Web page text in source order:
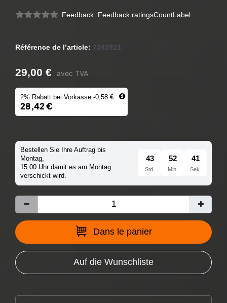
Feedback::Feedback.ratingsCountLabel
Référence de l’article: 7342921
29,00 € avec TVA
2% Rabatt bei Vorkasse -0,58 €
28,42 €
Bestellen Sie Ihre Auftrag bis
Montag,
15:00 Uhr damit es am Montag
verschickt wird.
43
Std.
52
Min.
41
Sek.
Dans le panier
Auf die Wunschliste